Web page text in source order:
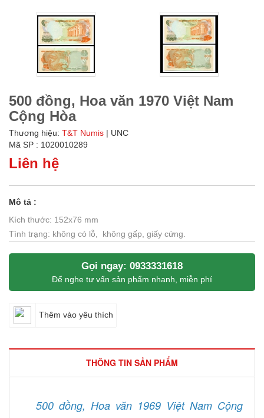
500 đồng, Hoa văn 1970 Việt Nam
Cộng Hòa
Thương hiệu: T&T Numis | UNC
Mã SP : 1020010289
Liên hệ
Mô tả :
Kích thước: 152x76 mm
Tình trạng: không có lỗ, không gấp, giấy cứng.
Gọi ngay: 0933331618
Để nghe tư vấn sản phẩm nhanh, miễn phí
Thêm vào yêu thích
THÔNG TIN SẢN PHẨM
500 đồng, Hoa văn 1969 Việt Nam Cộng